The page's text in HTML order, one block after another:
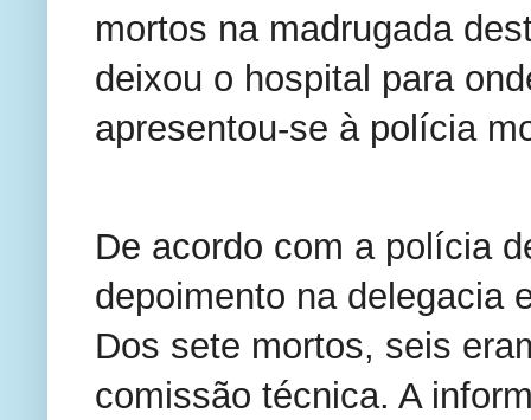
mortos na madrugada
deixou o hospital para
apresentou-se à polícia
De acordo com a polícia
depoimento na delegacia
Dos sete mortos, seis
comissão técnica. A